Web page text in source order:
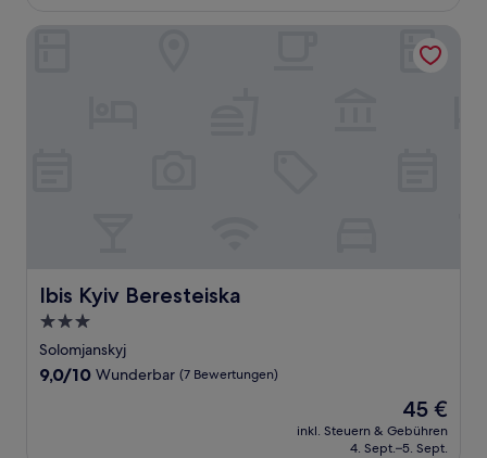
Ibis Kyiv Beresteiska
Ibis Kyiv Beresteiska
3.0-
Sterne-
Unterkunft
Solomjanskyj
9.0
9,0/10 Wunderbar (7 Bewertungen)
Der
Preis
beträgt
45 €
inkl. Steuern & Gebühren
4. Sept.–5. Sept.